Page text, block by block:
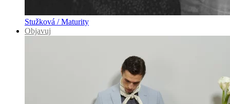
Stužková / Maturity
Objavuj